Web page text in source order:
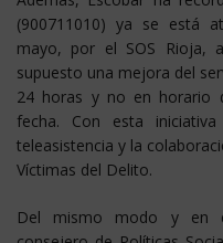
(900711010) ya se está
mayo, por el SOS Rioja,
supuesto una mejora del
24 horas y no en horario
fecha. Con esta
teleasistencia y la
Víctimas del Delito.
Del mismo modo y en